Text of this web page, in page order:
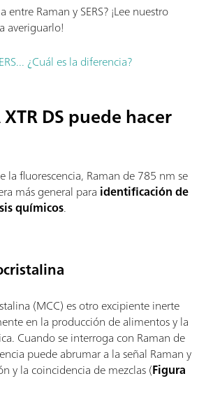
entre Raman y SERS? ¡Lee nuestro
averiguarlo!
¿Cuál es la diferencia?
DS puede hacer
la fluorescencia, Raman de 785 nm se
más general para identificación de
químicos.
(MCC) es otro excipiente inerte
en la producción de alimentos y la
Cuando se interroga con Raman de
puede abrumar a la señal Raman y
y la coincidencia de mezclas (Figura